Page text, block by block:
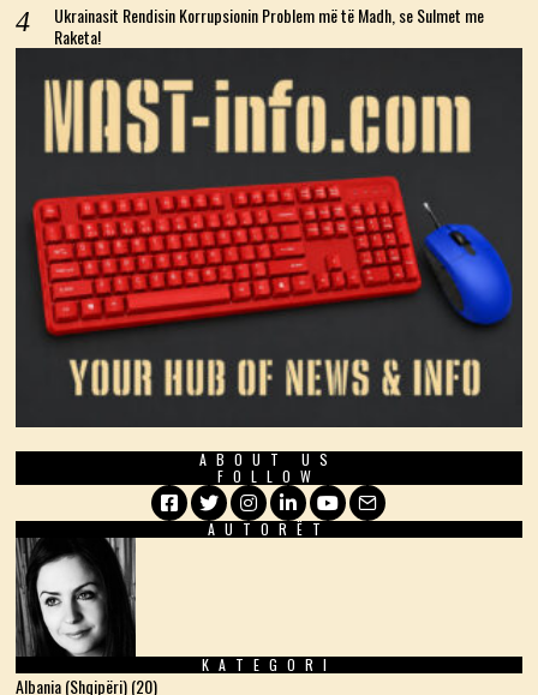
Ukrainasit Rendisin Korrupsionin Problem më të Madh, se Sulmet me
Raketa!
ABOUT US
FOLLOW
Facebook
TwitterInstagram
LinkedIn
YouTube
Email
AUTORËT
KATEGORI
Albania (Shqipëri)(20)